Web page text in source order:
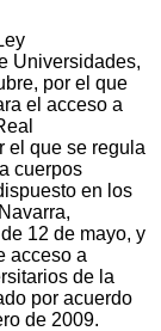
Universidades,
por el que
el acceso a
el que se regula
cuerpos
en los
12 de mayo, y
acceso a
de la
por acuerdo
de 2009.